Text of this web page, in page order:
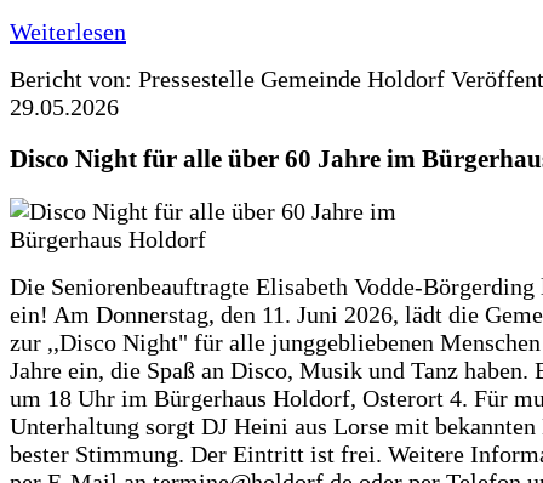
Weiterlesen
Bericht von: Pressestelle Gemeinde Holdorf
29.05.2026
Disco Night für alle über 60 Jahre im
Die Seniorenbeauftragte Elisabeth Vodde-
ein! Am Donnerstag, den 11. Juni 2026, lädt die
zur ,,Disco Night" für alle junggebliebenen
Jahre ein, die Spaß an Disco, Musik und Tanz haben.
um 18 Uhr im Bürgerhaus Holdorf, Osterort 4. Für
Unterhaltung sorgt DJ Heini aus Lorse mit
bester Stimmung. Der Eintritt ist frei. Weitere